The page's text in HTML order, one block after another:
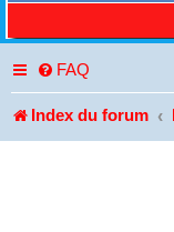
FAQ
Index du forum